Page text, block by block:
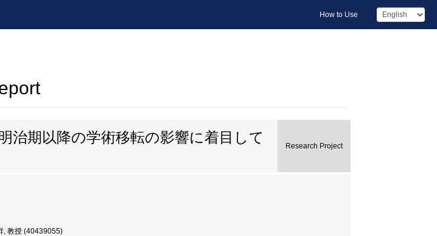
How to Use
期以降の学術移転の影響に着目して
Research Project
, 教授 (40439055)